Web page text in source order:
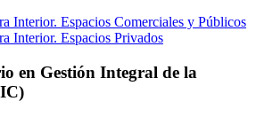
Interior. Espacios Comerciales y Públicos
Interior. Espacios Privados
en Gestión Integral de la